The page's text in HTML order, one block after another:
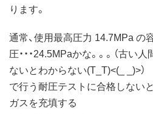
ります。
通常、使用最高圧力 14.7MPa の
圧・・・24.5MPaかな。。。（古
ないとわからない(T_T)<(_ _)>）
で行う耐圧テストに合格しない
ガスを充填する